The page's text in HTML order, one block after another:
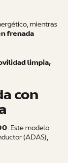
mientras
frenada
limpia,
con
. Este modelo
(ADAS),